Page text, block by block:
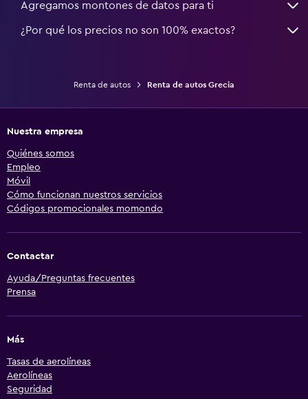
Agregamos montones de datos para ti
¿Por qué los precios no son 100% exactos?
Renta de autos Renta de autos Grecia
Nuestra empresa
Quiénes somos
Empleo
Móvil
Cómo funcionan nuestros servicios
Códigos promocionales momondo
Contactar
Ayuda/Preguntas frecuentes
Prensa
Más
Tasas de aerolíneas
Aerolíneas
Seguridad